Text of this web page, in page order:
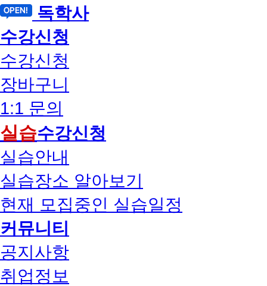
독학사
수강신청
수강신청
장바구니
1:1 문의
실습수강신청
실습안내
실습장소 알아보기
현재 모집중인 실습일정
커뮤니티
공지사항
취업정보